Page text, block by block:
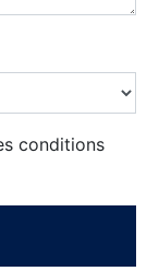
conditions